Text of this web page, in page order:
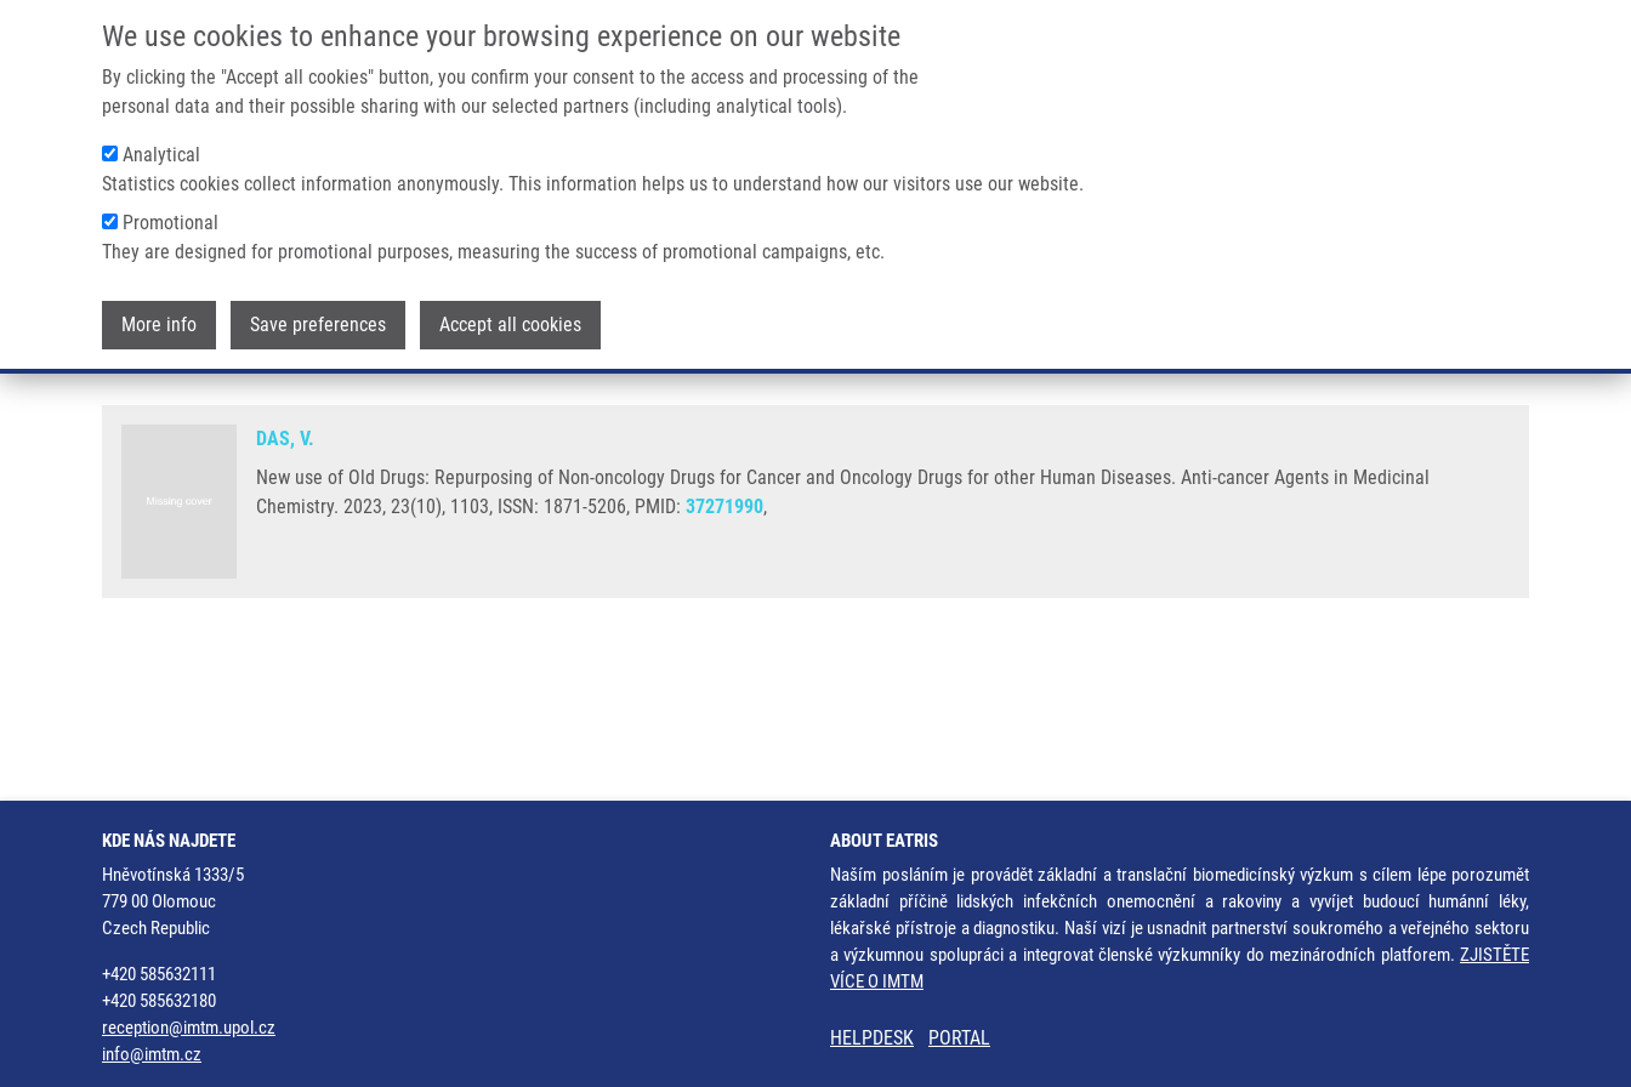
We use cookies to enhance your browsing experience on our website
By clicking the "Accept all cookies" button, you confirm your consent to the access and processing of the
personal data and their possible sharing with our selected partners (including analytical tools).
Analytical
Statistics cookies collect information anonymously. This information helps us to understand how our visitors use our website.
Promotional
They are designed for promotional purposes, measuring the success of promotional campaigns, etc.
More info Save preferences Accept all cookies
IMTM PORTÁL
Main navigation
Drobečková navigace
Domů New Use Of Old Drugs: Repurposing Of Non-oncology Drugs For Cancer And Oncology Drugs For Other Human Diseases
New use of Old Drugs: Repurposing of Non-oncology Drugs for Cancer and Oncology Drugs for other
Human Diseases
DAS, V.
New use of Old Drugs: Repurposing of Non-oncology Drugs for Cancer and Oncology Drugs for other Human Diseases. Anti-cancer Agents in Medicinal
Chemistry. 2023, 23(10), 1103, ISSN: 1871-5206, PMID: 37271990,
KDE NÁS NAJDETE
Hněvotínská 1333/5
779 00 Olomouc
Czech Republic
+420 585632111
+420 585632180
reception@imtm.upol.cz
info@imtm.cz
ABOUT EATRIS
Naším posláním je provádět základní a translační biomedicínský výzkum s cílem lépe porozumět
základní příčině lidských infekčních onemocnění a rakoviny a vyvíjet budoucí humánní léky,
lékařské přístroje a diagnostiku. Naší vizí je usnadnit partnerství soukromého a veřejného sektoru
a výzkumnou spolupráci a integrovat členské výzkumníky do mezinárodních platforem. ZJISTĚTE
VÍCE O IMTM
HELPDESK PORTAL